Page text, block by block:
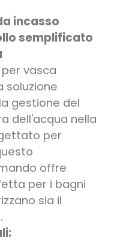
incasso
semplificato
vasca
soluzione
gestione del
dell'acqua nella
per
offre
per i bagni
sia il